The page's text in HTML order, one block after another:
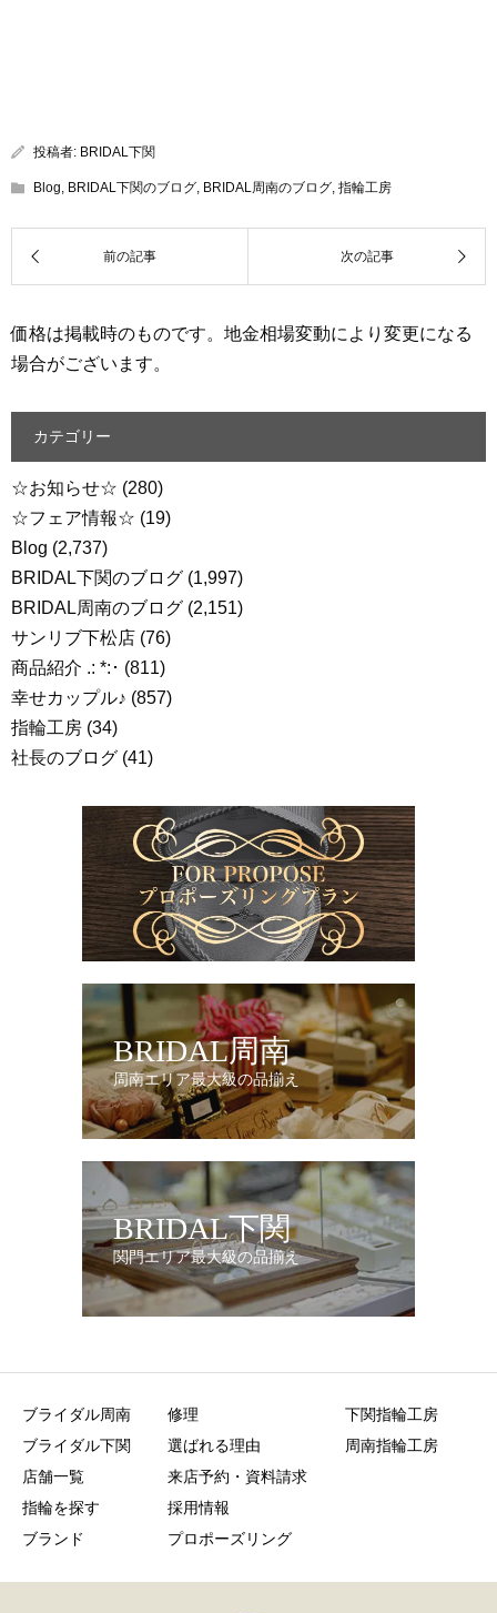
投稿者: BRIDAL下関
Blog, BRIDAL下関のブログ, BRIDAL周南のブログ, 指輪工房
価格は掲載時のものです。地金相場変動により変更になる
場合がございます。
カテゴリー
☆お知らせ☆ (280)
☆フェア情報☆ (19)
Blog (2,737)
BRIDAL下関のブログ (1,997)
BRIDAL周南のブログ (2,151)
サンリブ下松店 (76)
商品紹介 .: *:･ (811)
幸せカップル♪ (857)
指輪工房 (34)
社長のブログ (41)
BRIDAL周南
周南エリア最大級の品揃え
BRIDAL下関
関門エリア最大級の品揃え
ブライダル周南
ブライダル下関
店舗一覧
指輪を探す
ブランド
修理
選ばれる理由
来店予約・資料請求
採用情報
プロポーズリング
下関指輪工房
周南指輪工房